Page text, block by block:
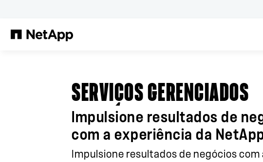
SERVIÇOS GERENCIADOS
Impulsione resultados de
com a experiência da
Impulsione resultados de negócios com